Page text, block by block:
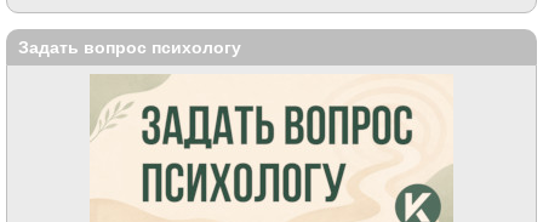
Задать вопрос психологу